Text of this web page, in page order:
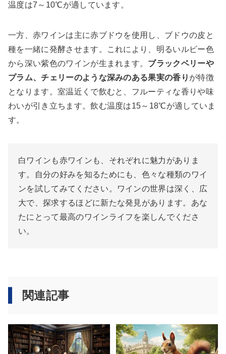
温度は7～10℃が適しています。
一方、赤ワインは主に赤ブドウを使用し、ブドウの皮と
種を一緒に発酵させます。これにより、明るいルビー色
から深い紫色のワインが生まれます。 ブラックベリーや
プラム、チェリーのような深みのある果実の香り が特徴
となります。室温近くで飲むと、フルーティな香りや味
わいが引き立ちます。飲む温度は15～18℃が適していま
す。
白ワインも赤ワインも、それぞれに魅力がありま
す。自分の好みを知るためにも、色々な種類のワイ
ンを試してみてください。ワインの世界は深く、広
大で、探求するほどに新たな発見があります。あな
たにとって最高のワインライフを楽しんでくださ
い。
関連記事